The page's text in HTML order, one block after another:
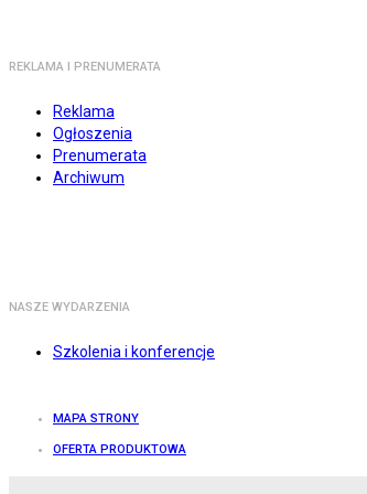
REKLAMA I PRENUMERATA
Reklama
Ogłoszenia
Prenumerata
Archiwum
NASZE WYDARZENIA
Szkolenia i konferencje
MAPA STRONY
OFERTA PRODUKTOWA